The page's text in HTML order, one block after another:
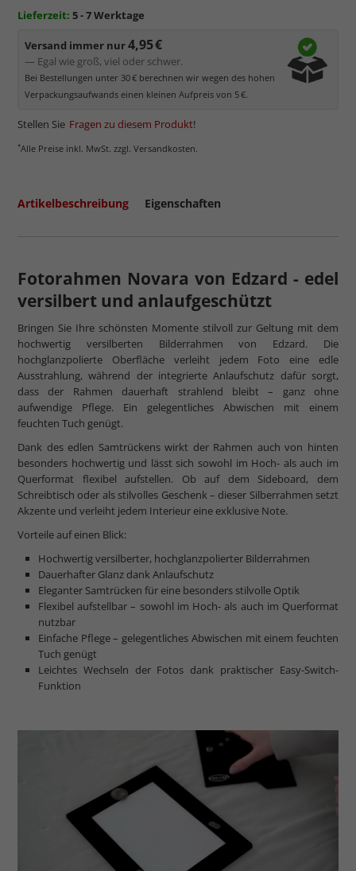
Lieferzeit: 5 - 7 Werktage
Versand immer nur4,95 €
— Egal wie groß, viel oder schwer.
Bei Bestellungen unter 30 € berechnen wir wegen des hohen
Verpackungsaufwands einen kleinen Aufpreis von 5 €.
Stellen Sie Fragen zu diesem Produkt!
*Alle Preise inkl. MwSt. zzgl. Versandkosten.
Artikelbeschreibung Eigenschaften
Fotorahmen Novara von Edzard - edel
versilbert und anlaufgeschützt
Bringen Sie Ihre schönsten Momente stilvoll zur Geltung mit dem
hochwertig versilberten Bilderrahmen von Edzard. Die
hochglanzpolierte Oberfläche verleiht jedem Foto eine edle
Ausstrahlung, während der integrierte Anlaufschutz dafür sorgt,
dass der Rahmen dauerhaft strahlend bleibt – ganz ohne
aufwendige Pflege. Ein gelegentliches Abwischen mit einem
feuchten Tuch genügt.
Dank des edlen Samtrückens wirkt der Rahmen auch von hinten
besonders hochwertig und lässt sich sowohl im Hoch- als auch im
Querformat flexibel aufstellen. Ob auf dem Sideboard, dem
Schreibtisch oder als stilvolles Geschenk – dieser Silberrahmen setzt
Akzente und verleiht jedem Interieur eine exklusive Note.
Vorteile auf einen Blick:
Hochwertig versilberter, hochglanzpolierter Bilderrahmen
Dauerhafter Glanz dank Anlaufschutz
Eleganter Samtrücken für eine besonders stilvolle Optik
Flexibel aufstellbar – sowohl im Hoch- als auch im Querformat
nutzbar
Einfache Pflege – gelegentliches Abwischen mit einem feuchten
Tuch genügt
Leichtes Wechseln der Fotos dank praktischer Easy-Switch-
Funktion